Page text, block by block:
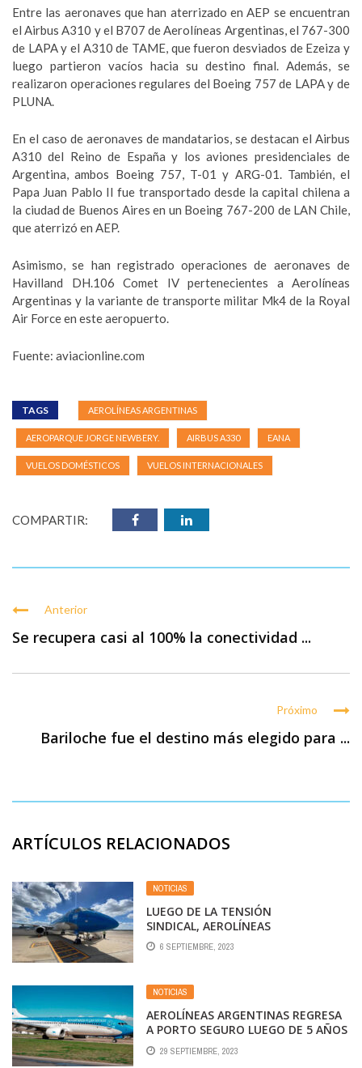
Entre las aeronaves que han aterrizado en AEP se encuentran
el Airbus A310 y el B707 de Aerolíneas Argentinas, el 767-300
de LAPA y el A310 de TAME, que fueron desviados de Ezeiza y
luego partieron vacíos hacia su destino final. Además, se
realizaron operaciones regulares del Boeing 757 de LAPA y de
PLUNA.
En el caso de aeronaves de mandatarios, se destacan el Airbus
A310 del Reino de España y los aviones presidenciales de
Argentina, ambos Boeing 757, T-01 y ARG-01. También, el
Papa Juan Pablo II fue transportado desde la capital chilena a
la ciudad de Buenos Aires en un Boeing 767-200 de LAN Chile,
que aterrizó en AEP.
Asimismo, se han registrado operaciones de aeronaves de
Havilland DH.106 Comet IV pertenecientes a Aerolíneas
Argentinas y la variante de transporte militar Mk4 de la Royal
Air Force en este aeropuerto.
Fuente: aviacionline.com
TAGS AEROLÍNEAS ARGENTINAS
AEROPARQUE JORGE NEWBERY. AIRBUS A330 EANA
VUELOS DOMÉSTICOS VUELOS INTERNACIONALES
COMPARTIR:
Anterior
Se recupera casi al 100% la conectividad ...
Próximo
Bariloche fue el destino más elegido para ...
ARTÍCULOS RELACIONADOS
NOTICIAS
LUEGO DE LA TENSIÓN
SINDICAL, AEROLÍNEAS
ARGENTINAS ACORDÓ UNA SUBA
SALARIAL DE MÁS DEL 105% PARA
TODAVÍA PUEDE SUMAR UN
PORCENTAJE MAYOR
6 SEPTIEMBRE, 2023
NOTICIAS
AEROLÍNEAS ARGENTINAS REGRESA
A PORTO SEGURO LUEGO DE 5 AÑOS
SIN OPERAR LA RUTA Y ANUNCIA SUS
VUELOS DESDE BRASIL PARA EL
29 SEPTIEMBRE, 2023